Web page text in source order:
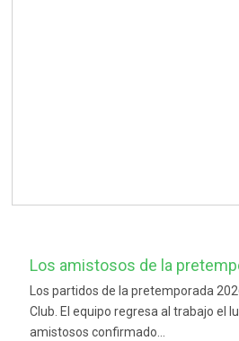
Los amistosos de la
Los partidos de la pretemporada
Club. El equipo regresa al trabajo el
amistosos confirmado...